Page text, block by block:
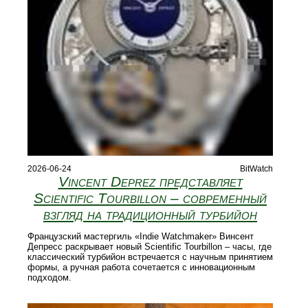
2026-06-24 BitWatch
Vincent Deprez представляет
Scientific Tourbillon – современный
взгляд на традиционный турбийон
Французский мастергиль «Indie Watchmaker» Винсент
Депресс раскрывает новый Scientific Tourbillon – часы, где
классический турбийон встречается с научным принятием
формы, а ручная работа сочетается с инновационным
подходом.